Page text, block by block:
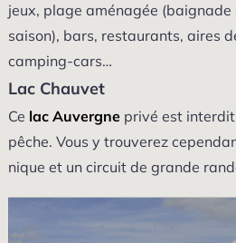
jeux, plage aménagée (baignade
saison), bars, restaurants, aires
camping-cars…
Lac Chauvet
Ce lac Auvergneprivé est
pêche. Vous y trouverez
nique et un circuit de grande